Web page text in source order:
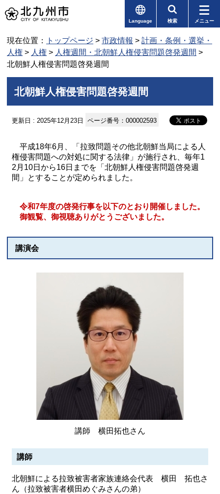
Language 検索 メニュー
現在位置： トップページ > 市政情報 > 計画・条例・選挙・
人権 > 人権 > 人権週間・北朝鮮人権侵害問題啓発週間 >
北朝鮮人権侵害問題啓発週間
北朝鮮人権侵害問題啓発週間
更新日 : 2025年12月23日 ページ番号：000002593
平成18年6月、「拉致問題その他北朝鮮当局による人
権侵害問題への対処に関する法律」が施行され、毎年1
2月10日から16日までを「北朝鮮人権侵害問題啓発週
間」とすることが定められました。
令和7年度の啓発行事を以下のとおり開催しました。
御観覧、御視聴ありがとうございました。
講演会
講師 横田拓也さん
講師
北朝鮮による拉致被害者家族連絡会代表 横田 拓也さ
ん（拉致被害者横田めぐみさんの弟）